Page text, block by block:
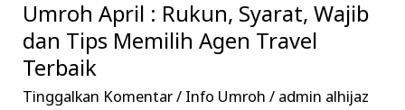
Umroh April : Rukun, Syarat, Wajib
dan Tips Memilih Agen Travel
Terbaik
Tinggalkan Komentar/ Info Umroh / admin alhijaz
Umroh
April
:
Rukun,